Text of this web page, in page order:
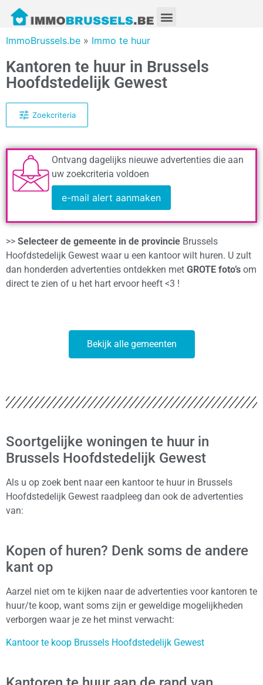
ImmoBrussels.be » Immo te huur
Kantoren te huur in Brussels
Hoofdstedelijk Gewest
Zoekcriteria
Ontvang dagelijks nieuwe advertenties die aan
uw zoekcriteria voldoen
e-mail alert aanmaken
>> Selecteer de gemeente in de provincie Brussels
Hoofdstedelijk Gewest waar u een kantoor wilt huren. U zult
dan honderden advertenties ontdekken met GROTE foto’s om
direct te zien of u het hart ervoor heeft <3 !
Bekijk alle gemeenten
Soortgelijke woningen te huur in
Brussels Hoofdstedelijk Gewest
Als u op zoek bent naar een kantoor te huur in Brussels
Hoofdstedelijk Gewest raadpleeg dan ook de advertenties
van:
Kopen of huren? Denk soms de andere
kant op
Aarzel niet om te kijken naar de advertenties voor kantoren te
huur/te koop, want soms zijn er geweldige mogelijkheden
verborgen waar je ze het minst verwacht:
Kantoor te koop Brussels Hoofdstedelijk Gewest